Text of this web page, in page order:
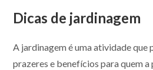
Dicas de jardinagem
A jardinagem é uma atividade que
prazeres e benefícios para quem